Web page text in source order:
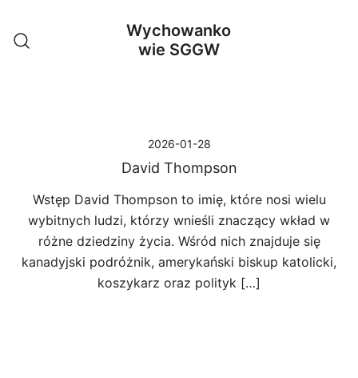
treści
Wychowanko
wie SGGW
2026-01-28
David Thompson
Wstęp David Thompson to imię, które nosi wielu
wybitnych ludzi, którzy wnieśli znaczący wkład w
różne dziedziny życia. Wśród nich znajduje się
kanadyjski podróżnik, amerykański biskup katolicki,
koszykarz oraz polityk […]